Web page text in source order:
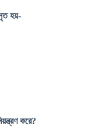
হয়-
করে?